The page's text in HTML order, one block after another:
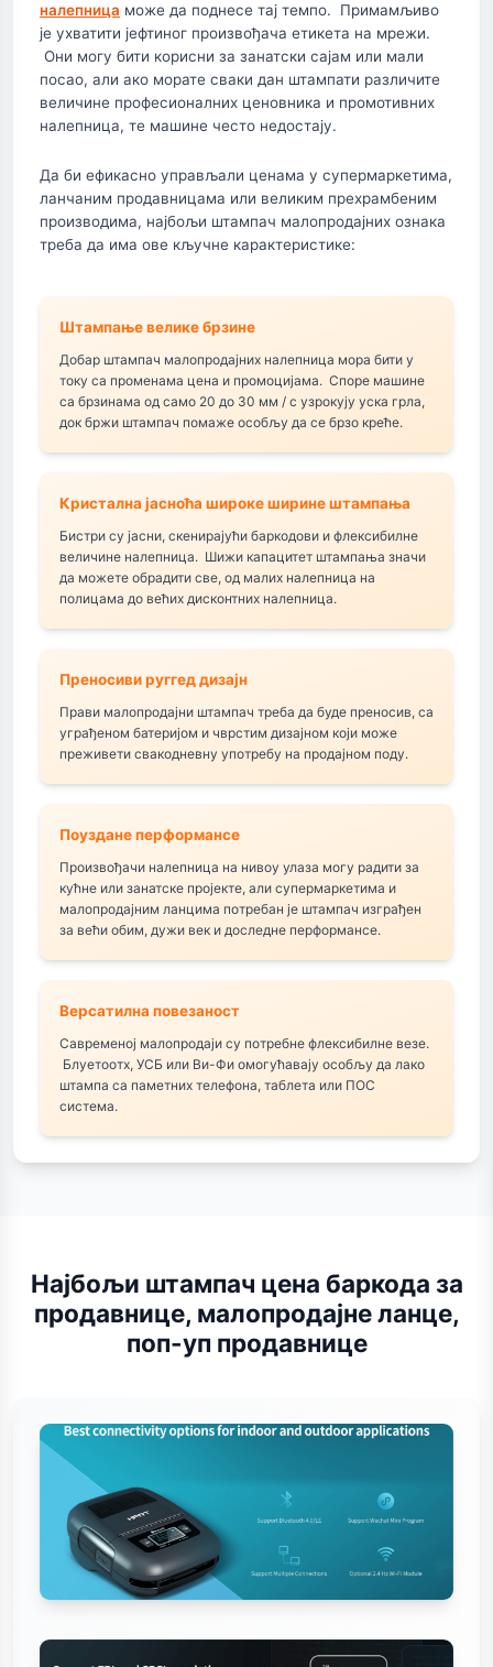
налепница може да поднесе тај темпо. Примамљиво
је ухватити јефтиног произвођача етикета на мрежи.
Они могу бити корисни за занатски сајам или мали
посао, али ако морате сваки дан штампати различите
величине професионалних ценовника и промотивних
налепница, те машине често недостају.
Да би ефикасно управљали ценама у супермаркетима,
ланчаним продавницама или великим прехрамбеним
производима, најбољи штампач малопродајних ознака
треба да има ове кључне карактеристике:
Штампање велике брзине
Добар штампач малопродајних налепница мора бити у
току са променама цена и промоцијама. Споре машине
са брзинама од само 20 до 30 мм / с узрокују уска грла,
док бржи штампач помаже особљу да се брзо креће.
Кристална јасноћа широке ширине штампања
Бистри су јасни, скенирајући баркодови и флексибилне
величине налепница. Шижи капацитет штампања значи
да можете обрадити све, од малих налепница на
полицама до већих дисконтних налепница.
Преносиви руггед дизајн
Прави малопродајни штампач треба да буде преносив, са
уграђеном батеријом и чврстим дизајном који може
преживети свакодневну употребу на продајном поду.
Поуздане перформансе
Произвођачи налепница на нивоу улаза могу радити за
кућне или занатске пројекте, али супермаркетима и
малопродајним ланцима потребан је штампач изграђен
за већи обим, дужи век и доследне перформансе.
Версатилна повезаност
Савременој малопродаји су потребне флексибилне везе.
Блуетоотх, УСБ или Ви-Фи омогућавају особљу да лако
штампа са паметних телефона, таблета или ПОС
система.
Најбољи штампач цена баркода за
продавнице, малопродајне ланце,
поп-уп продавнице